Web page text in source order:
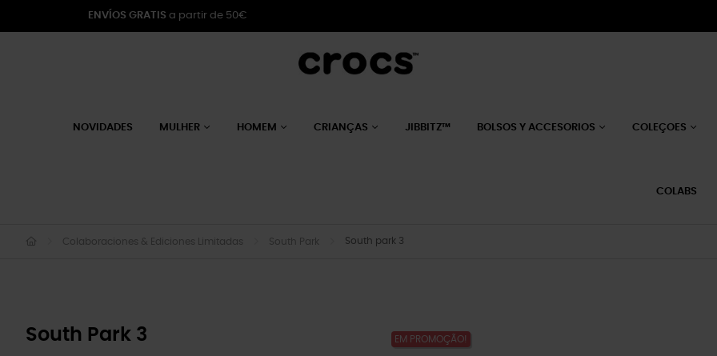
ENVÍOS GRATIS a partir de 50€
NOVIDADES MULHER HOMEM CRIANÇAS JIBBITZ™ BOLSOS Y ACCESORIOS COLEÇOES
COLABS
Colaboraciones & Ediciones Limitadas South Park South park 3
South Park 3 EM PROMOÇÃO!